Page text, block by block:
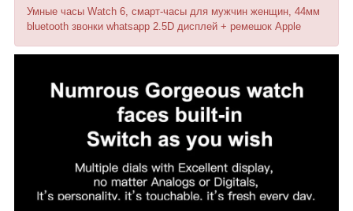
Умные часы Watch 6, смарт-часы для мужчин женщин, 44мм
bluetooth звонки whatsapp 2.5D дисплей + ремешок Apple